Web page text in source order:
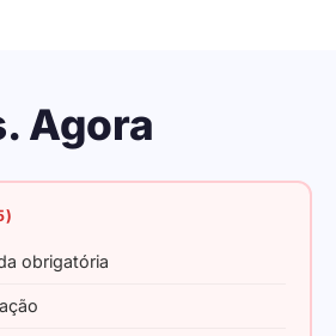
Agora
obrigatória